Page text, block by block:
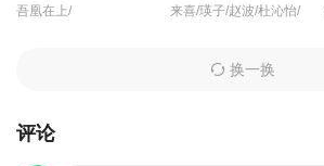
吾凰在上/ 来喜/瑛子/赵波/杜沁怡/
换一换
评论